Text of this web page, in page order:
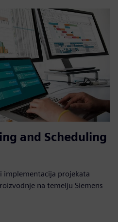
and Scheduling
implementacija projekata
na temelju Siemens